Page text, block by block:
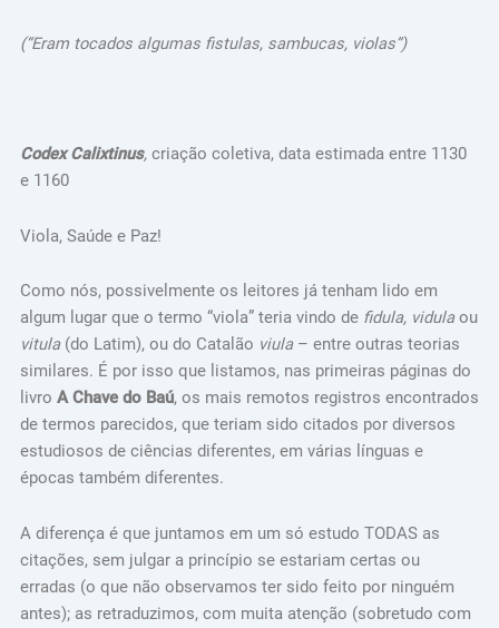
(“Eram tocados algumas fistulas, sambucas, violas”)
Codex Calixtinus, criação coletiva, data estimada entre 1130
e 1160
Viola, Saúde e Paz!
Como nós, possivelmente os leitores já tenham lido em
algum lugar que o termo “viola” teria vindo de fidula, vidulaou
vitula(do Latim), ou do Catalão viula– entre outras teorias
similares. É por isso que listamos, nas primeiras páginas do
livro A Chave do Baú, os mais remotos registros encontrados
de termos parecidos, que teriam sido citados por diversos
estudiosos de ciências diferentes, em várias línguas e
épocas também diferentes.
A diferença é que juntamos em um só estudo TODAS as
citações, sem julgar a princípio se estariam certas ou
erradas (o que não observamos ter sido feito por ninguém
antes); as retraduzimos, com muita atenção (sobretudo com